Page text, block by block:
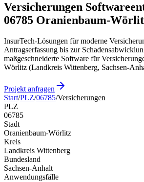
Versicherungen
06785 Oranienbaum-
InsurTech-Lösungen für moderne
Antragserfassung bis zur
maßgeschneiderte Software für
Wörlitz (Landkreis Wittenberg, Sachsen-
Projekt anfragen
Start/PLZ/06785/Versicherungen
PLZ
06785
Stadt
Oranienbaum-Wörlitz
Kreis
Landkreis Wittenberg
Bundesland
Sachsen-Anhalt
Anwendungsfälle